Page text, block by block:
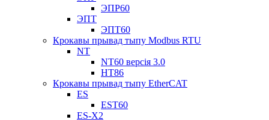
ЭПР60
ЭПТ
ЭПТ60
Крокавы прывад тыпу Modbus RTU
NT
NT60 версія 3.0
НТ86
Крокавы прывад тыпу EtherCAT
ES
EST60
ES-X2